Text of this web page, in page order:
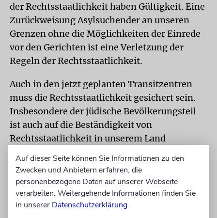
der Rechtsstaatlichkeit haben Gültigkeit. Eine
Zurückweisung Asylsuchender an unseren
Grenzen ohne die Möglichkeiten der Einrede
vor den Gerichten ist eine Verletzung der
Regeln der Rechtsstaatlichkeit.
Auch in den jetzt geplanten Transitzentren
muss die Rechtsstaatlichkeit gesichert sein.
Insbesondere der jüdische Bevölkerungsteil
ist auch auf die Beständigkeit von
Rechtsstaatlichkeit in unserem Land
und das Erstarken der AfD alte Ängste
wiederaufbrechen lassen können.
Während des Höhepunkts der
Auf dieser Seite können Sie Informationen zu den
Zwecken und Anbietern erfahren, die
personenbezogene Daten auf unserer Webseite
verarbeiten. Weitergehende Informationen finden Sie
in unserer Datenschutzerklärung.